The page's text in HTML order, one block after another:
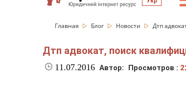
Главная Блог Новости Дтп
Дтп адвокат, поиск
11.07.2016 Автор: Просмотров :